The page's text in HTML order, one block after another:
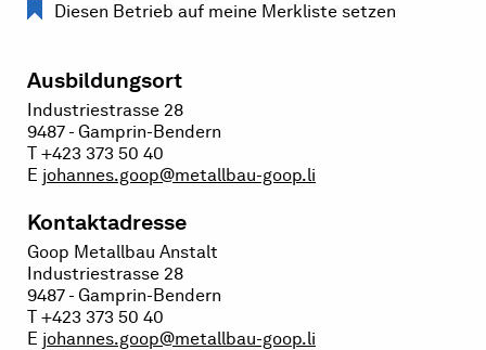
Diesen Betrieb auf meine Merkliste setzen
Ausbildungsort
Industriestrasse 28
9487 - Gamprin-Bendern
T +423 373 50 40
E johannes.goop@metallbau-goop.li
Kontaktadresse
Goop Metallbau Anstalt
Industriestrasse 28
9487 - Gamprin-Bendern
T +423 373 50 40
E johannes.goop@metallbau-goop.li